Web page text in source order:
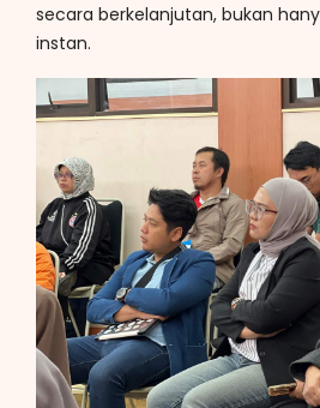
secara berkelanjutan, bukan
instan.